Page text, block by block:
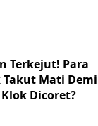
Terkejut! Para
Takut Mati Demi
Dicoret?